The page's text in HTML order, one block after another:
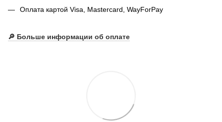
Оплата картой Visa, Mastercard, WayForPay
🔎 Больше информации об оплате